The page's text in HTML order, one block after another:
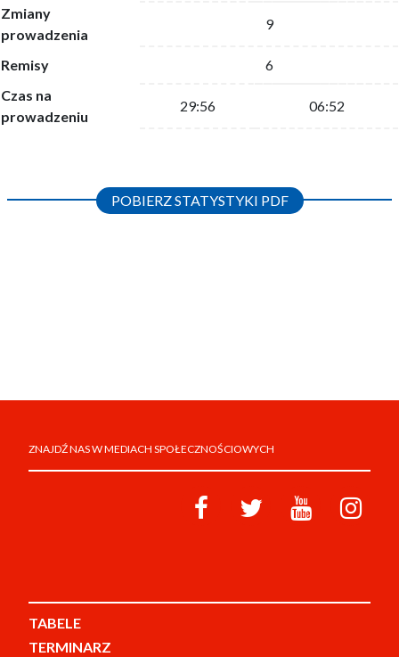
Zmiany
prowadzenia
9
Remisy
6
Czas na
prowadzeniu
29:56 06:52
POBIERZ STATYSTYKI PDF
ZNAJDŹ NAS W MEDIACH SPOŁECZNOŚCIOWYCH
TABELE
TERMINARZ